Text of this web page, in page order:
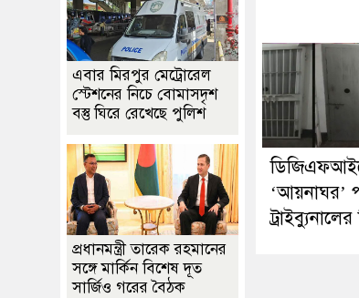
‘আয়নাঘর’
এবার মিরপুর মেট্রোরেল
স্টেশনের নিচে বোমাসদৃশ
বস্তু ঘিরে রেখেছে পুলিশ
প্রধানমন্ত্রী তারেক রহমানের
সঙ্গে মার্কিন বিশেষ দূত
সার্জিও গরের বৈঠক